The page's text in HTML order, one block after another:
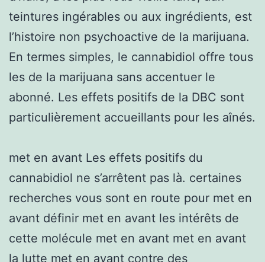
teintures ingérables ou aux ingrédients, est
l’histoire non psychoactive de la marijuana.
En termes simples, le cannabidiol offre tous
les de la marijuana sans accentuer le
abonné. Les effets positifs de la DBC sont
particulièrement accueillants pour les aînés.
met en avant Les effets positifs du
cannabidiol ne s’arrêtent pas là. certaines
recherches vous sont en route pour met en
avant définir met en avant les intérêts de
cette molécule met en avant met en avant
la lutte met en avant contre des